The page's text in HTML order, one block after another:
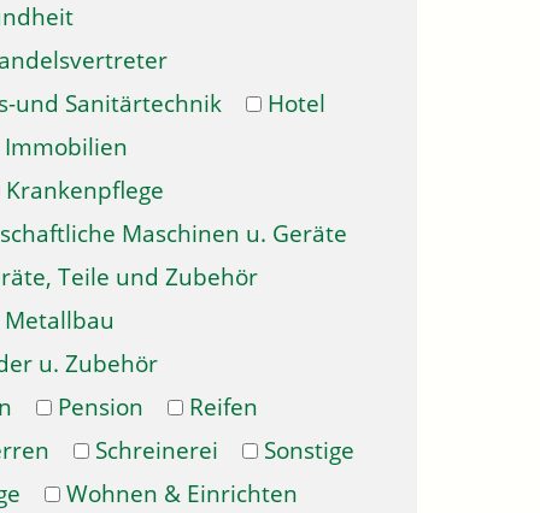
und Sanitärtechnik
Hotel
Immobilien
Krankenpflege
Maschinen u. Geräte
Teile und Zubehör
Metallbau
u. Zubehör
Pension
Reifen
Schreinerei
Sonstige
Wohnen & Einrichten